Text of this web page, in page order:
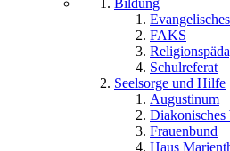
FAKS
Schulreferat
Seelsorge und Hilfe
Augustinum
Frauenbund
Haus